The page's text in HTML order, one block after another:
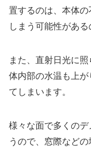
置するのは、本体
しまう可能性がある
また、直射日光に
体内部の水温も上
て しまいます。
様々な面で多くの
うので、窓際など